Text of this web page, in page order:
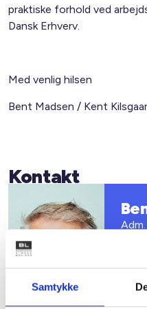
Samtykke
praktiske forhold ved
Dansk Erhverv.
Med venlig hilsen
Bent Madsen / Kent
Kontakt